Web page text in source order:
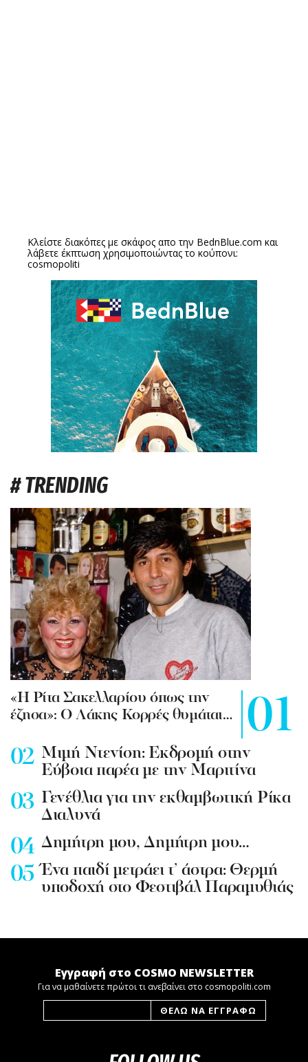
Κλείστε διακόπες με σκάφος απο την BednBlue.com και
λάβετε έκπτωση χρησιμοποιώντας το κούπονι:
cosmopoliti
# TRENDING
«Η Ρίτα Σακελλαρίου όπως την
έζησα»: Ο Λάκης Κορρές θυμάται…
Mιμή Ντενίση: Εκδρομή στην
Εύβοια παρέα με την Μαριτίνα
Γενέθλια για την εκθαμβωτική Ρίκα
Διαλυνά
Δημήτρη μου, Δημήτρη μου…
Ένα παιδί μετράει τ’ άστρα: Θερμή
υποδοχή στο Φεστιβάλ Παραμυθιάς
Εγγραφή στο COSMO NEWSLETTER
Για να μαθαίνετε πρώτοι τι ανεβαίνει στο cosmopoliti.com